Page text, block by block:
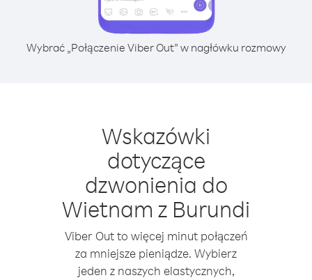
Wybrać „Połączenie Viber Out” w nagłówku rozmowy
Wskazówki
dotyczące
dzwonienia do
Wietnam z Burundi
Viber Out to więcej minut połączeń
za mniejsze pieniądze. Wybierz
jeden z naszych elastycznych,